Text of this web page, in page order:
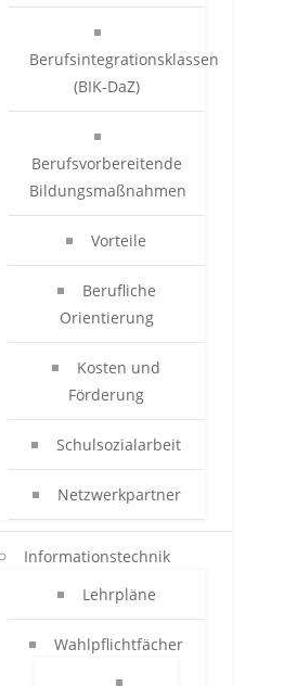
Berufsintegrationsklassen
(BIK-DaZ)
Berufsvorbereitende
Bildungsmaßnahmen
Vorteile
Berufliche
Orientierung
Kosten und
Förderung
Schulsozialarbeit
Netzwerkpartner
Informationstechnik
Lehrpläne
Wahlpflichtfächer